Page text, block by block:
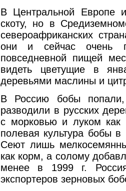
В Центральной Европе
скоту, но в
североафриканских
они и сейчас очень
повседневной пищей
видеть цветущие в
деревьями маслины и
В Россию бобы
разводили в русских
с морковью и луком
полевая культура бобы
Сеют лишь
как корм, а солому
менее в 1999 г.
экспортеров зерновых